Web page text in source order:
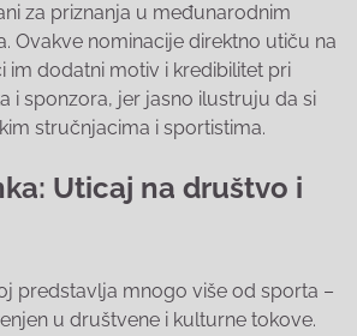
za priznanja u međunarodnim
Ovakve nominacije direktno utiču na
im dodatni motiv i kredibilitet pri
i sponzora, jer jasno ilustruju da si
stručnjacima i sportistima.
Uticaj na društvo i
predstavlja mnogo više od sporta –
u društvene i kulturne tokove.